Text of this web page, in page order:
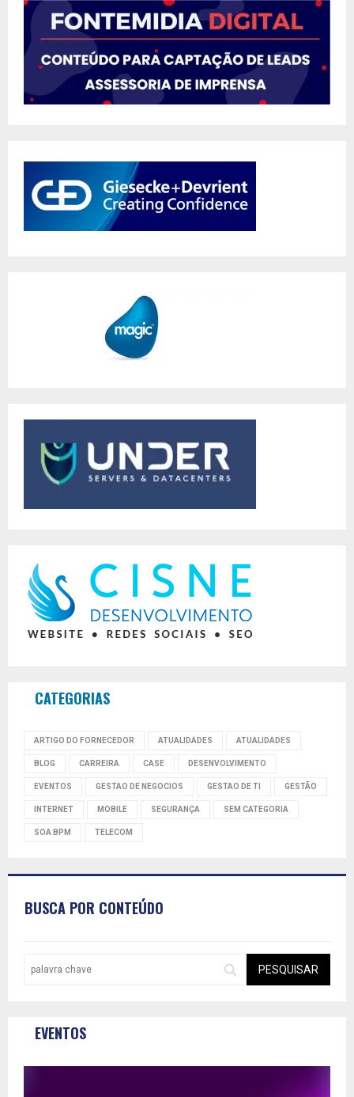
CATEGORIAS
ARTIGO DO FORNECEDOR ATUALIDADES ATUALIDADES
BLOG CARREIRA CASE DESENVOLVIMENTO
EVENTOS GESTAO DE NEGOCIOS GESTAO DE TI GESTÃO
INTERNET MOBILE SEGURANÇA SEM CATEGORIA
SOA BPM TELECOM
BUSCA POR CONTEÚDO
EVENTOS